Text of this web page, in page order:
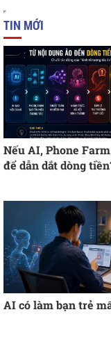
TIN MỚI
Nếu AI, Phone
để dẫn dắt dòng
AI có làm bạn trẻ